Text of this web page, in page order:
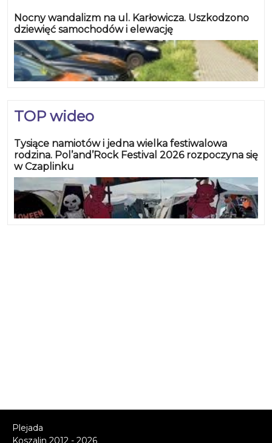
Nocny wandalizm na ul. Karłowicza. Uszkodzono
dziewięć samochodów i elewację
TOP wideo
Tysiące namiotów i jedna wielka festiwalowa
rodzina. Pol’and’Rock Festival 2026 rozpoczyna się
w Czaplinku
Plejada
Koszalin 2012 - 2026